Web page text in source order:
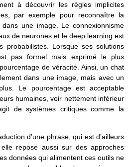
à découvrir les règles implicites
par exemple pour reconnaître la
une image. Le connexionnisme
de neurones et le deep learning est
probabilistes. Lorsque ses solutions
pas formel mais exprimé le plus
de véracité. Ainsi, un chat
dans une image, mais avec un
Le pourcentage est acceptable
humaines, voir nettement inférieur
de systèmes critiques comme la
d’une phrase, qui est d’ailleurs
repose aussi sur des approches
données qui alimentent ces outils ne